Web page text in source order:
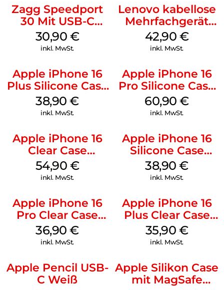
Zagg Speedport
30 Mit USB-C
Kabel Weiß
30,90 €
inkl. MwSt.
Lenovo kabellose
Mehrfachgerät
Luna Grey
42,90 €
inkl. MwSt.
Apple iPhone 16
Plus Silicone Case
MagSafe Denim
38,90€
inkl. MwSt.
Apple iPhone 16
Pro Silicone Case
MagSafe Stone
Gray
60,90€
inkl. MwSt.
Apple iPhone 16
Clear Case
MagSafe
Transparent
54,90 €
inkl. MwSt.
Apple iPhone 16
Silicone Case
MagSafe
Ultramarine
38,90€
inkl. MwSt.
Apple iPhone 16
Pro Clear Case
MagSafe
Transparent
36,90€
inkl. MwSt.
Apple iPhone 16
Plus Clear Case
MagSafe
Transparent
35,90 €
inkl. MwSt.
Apple Pencil USB-
C Weiß
Apple Silikon Case
mit MagSafe